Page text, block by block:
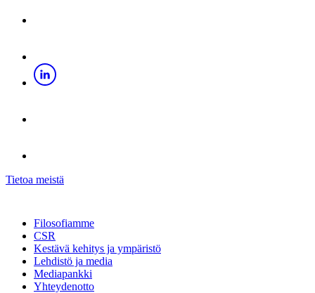
Tietoa meistä
Filosofiamme
CSR
Kestävä kehitys ja ympäristö
Lehdistö ja media
Mediapankki
Yhteydenotto